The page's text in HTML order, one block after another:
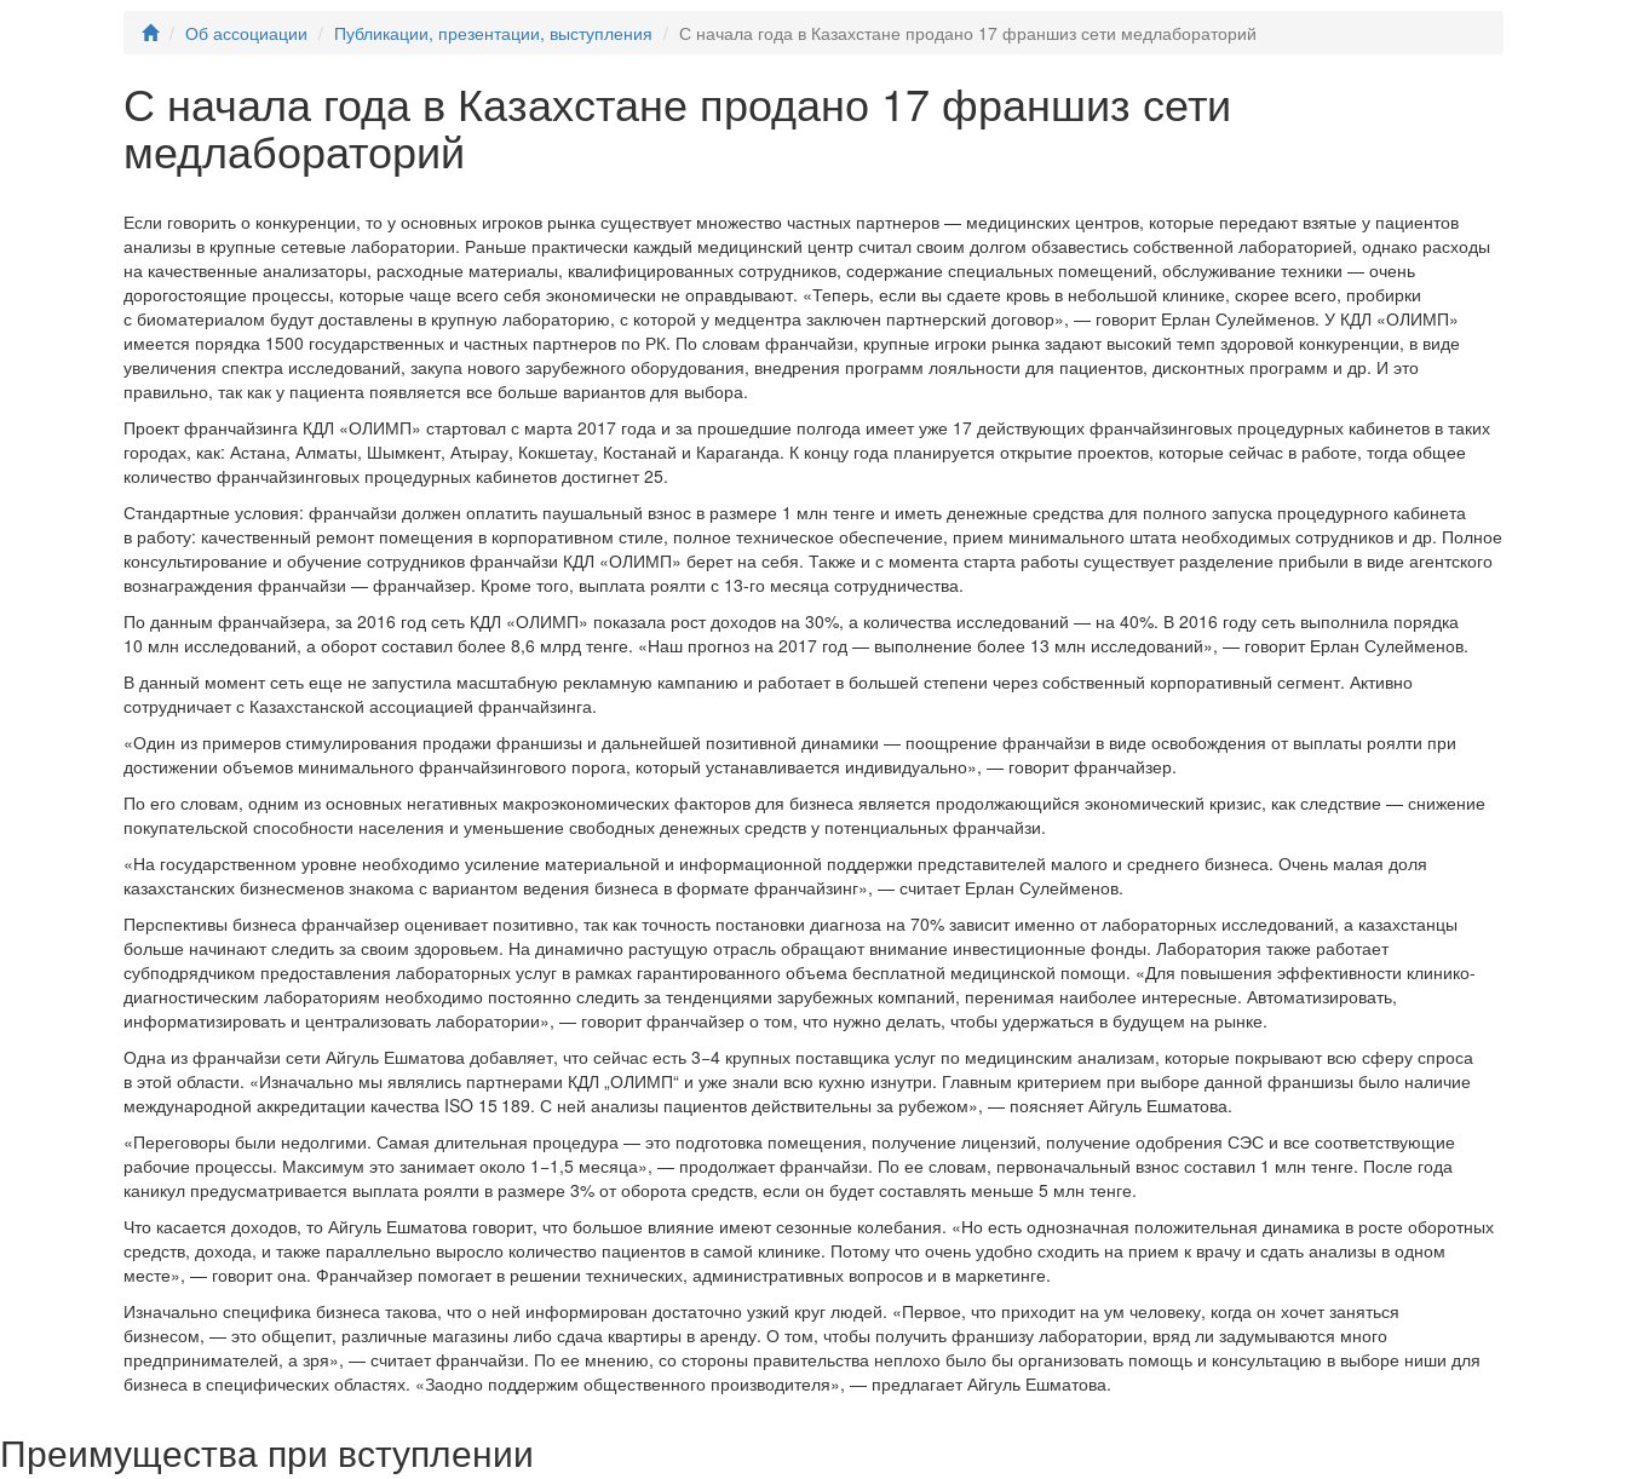
Об ассоциации
Публикации, презентации, выступления С начала года в Казахстане продано 17 франшиз сети медлабораторий
С начала года в Казахстане продано 17 франшиз сети
медлабораторий
Если говорить о конкуренции, то у основных игроков рынка существует множество частных партнеров — медицинских центров, которые передают взятые у пациентов
анализы в крупные сетевые лаборатории. Раньше практически каждый медицинский центр считал своим долгом обзавестись собственной лабораторией, однако расходы
на качественные анализаторы, расходные материалы, квалифицированных сотрудников, содержание специальных помещений, обслуживание техники — очень
дорогостоящие процессы, которые чаще всего себя экономически не оправдывают. «Теперь, если вы сдаете кровь в небольшой клинике, скорее всего, пробирки
с биоматериалом будут доставлены в крупную лабораторию, с которой у медцентра заключен партнерский договор», — говорит Ерлан Сулейменов. У КДЛ «ОЛИМП»
имеется порядка 1500 государственных и частных партнеров по РК. По словам франчайзи, крупные игроки рынка задают высокий темп здоровой конкуренции, в виде
увеличения спектра исследований, закупа нового зарубежного оборудования, внедрения программ лояльности для пациентов, дисконтных программ и др. И это
правильно, так как у пациента появляется все больше вариантов для выбора.
Проект франчайзинга КДЛ «ОЛИМП» стартовал с марта 2017 года и за прошедшие полгода имеет уже 17 действующих франчайзинговых процедурных кабинетов в таких
городах, как: Астана, Алматы, Шымкент, Атырау, Кокшетау, Костанай и Караганда. К концу года планируется открытие проектов, которые сейчас в работе, тогда общее
количество франчайзинговых процедурных кабинетов достигнет 25.
Стандартные условия: франчайзи должен оплатить паушальный взнос в размере 1 млн тенге и иметь денежные средства для полного запуска процедурного кабинета
в работу: качественный ремонт помещения в корпоративном стиле, полное техническое обеспечение, прием минимального штата необходимых сотрудников и др. Полное
консультирование и обучение сотрудников франчайзи КДЛ «ОЛИМП» берет на себя. Также и с момента старта работы существует разделение прибыли в виде агентского
вознаграждения франчайзи — франчайзер. Кроме того, выплата роялти с 13-го месяца сотрудничества.
По данным франчайзера, за 2016 год сеть КДЛ «ОЛИМП» показала рост доходов на 30%, а количества исследований — на 40%. В 2016 году сеть выполнила порядка
10 млн исследований, а оборот составил более 8,6 млрд тенге. «Наш прогноз на 2017 год — выполнение более 13 млн исследований», — говорит Ерлан Сулейменов.
В данный момент сеть еще не запустила масштабную рекламную кампанию и работает в большей степени через собственный корпоративный сегмент. Активно
сотрудничает с Казахстанской ассоциацией франчайзинга.
«Один из примеров стимулирования продажи франшизы и дальнейшей позитивной динамики — поощрение франчайзи в виде освобождения от выплаты роялти при
достижении объемов минимального франчайзингового порога, который устанавливается индивидуально», — говорит франчайзер.
По его словам, одним из основных негативных макроэкономических факторов для бизнеса является продолжающийся экономический кризис, как следствие — снижение
покупательской способности населения и уменьшение свободных денежных средств у потенциальных франчайзи.
«На государственном уровне необходимо усиление материальной и информационной поддержки представителей малого и среднего бизнеса. Очень малая доля
казахстанских бизнесменов знакома с вариантом ведения бизнеса в формате франчайзинг», — считает Ерлан Сулейменов.
Перспективы бизнеса франчайзер оценивает позитивно, так как точность постановки диагноза на 70% зависит именно от лабораторных исследований, а казахстанцы
больше начинают следить за своим здоровьем. На динамично растущую отрасль обращают внимание инвестиционные фонды. Лаборатория также работает
субподрядчиком предоставления лабораторных услуг в рамках гарантированного объема бесплатной медицинской помощи. «Для повышения эффективности клинико-
диагностическим лабораториям необходимо постоянно следить за тенденциями зарубежных компаний, перенимая наиболее интересные. Автоматизировать,
информатизировать и централизовать лаборатории», — говорит франчайзер о том, что нужно делать, чтобы удержаться в будущем на рынке.
Одна из франчайзи сети Айгуль Ешматова добавляет, что сейчас есть 3−4 крупных поставщика услуг по медицинским анализам, которые покрывают всю сферу спроса
в этой области. «Изначально мы являлись партнерами КДЛ „ОЛИМП“ и уже знали всю кухню изнутри. Главным критерием при выборе данной франшизы было наличие
международной аккредитации качества ISO 15 189. С ней анализы пациентов действительны за рубежом», — поясняет Айгуль Ешматова.
«Переговоры были недолгими. Самая длительная процедура — это подготовка помещения, получение лицензий, получение одобрения СЭС и все соответствующие
рабочие процессы. Максимум это занимает около 1−1,5 месяца», — продолжает франчайзи. По ее словам, первоначальный взнос составил 1 млн тенге. После года
каникул предусматривается выплата роялти в размере 3% от оборота средств, если он будет составлять меньше 5 млн тенге.
Что касается доходов, то Айгуль Ешматова говорит, что большое влияние имеют сезонные колебания. «Но есть однозначная положительная динамика в росте оборотных
средств, дохода, и также параллельно выросло количество пациентов в самой клинике. Потому что очень удобно сходить на прием к врачу и сдать анализы в одном
месте», — говорит она. Франчайзер помогает в решении технических, административных вопросов и в маркетинге.
Изначально специфика бизнеса такова, что о ней информирован достаточно узкий круг людей. «Первое, что приходит на ум человеку, когда он хочет заняться
бизнесом, — это общепит, различные магазины либо сдача квартиры в аренду. О том, чтобы получить франшизу лаборатории, вряд ли задумываются много
предпринимателей, а зря», — считает франчайзи. По ее мнению, со стороны правительства неплохо было бы организовать помощь и консультацию в выборе ниши для
бизнеса в специфических областях. «Заодно поддержим общественного производителя», — предлагает Айгуль Ешматова.
Преимущества при вступлении